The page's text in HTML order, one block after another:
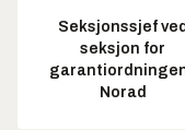
Seksjonssjef ved
seksjon for
Norad